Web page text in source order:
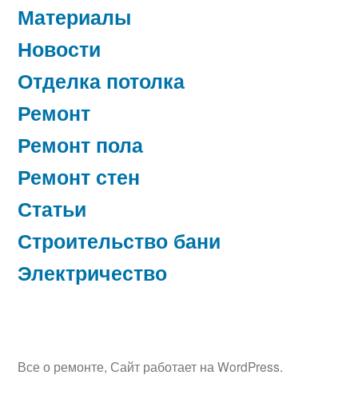
Материалы
Новости
Отделка потолка
Ремонт
Ремонт пола
Ремонт стен
Статьи
Строительство бани
Электричество
Все о ремонте, Сайт работает на WordPress.